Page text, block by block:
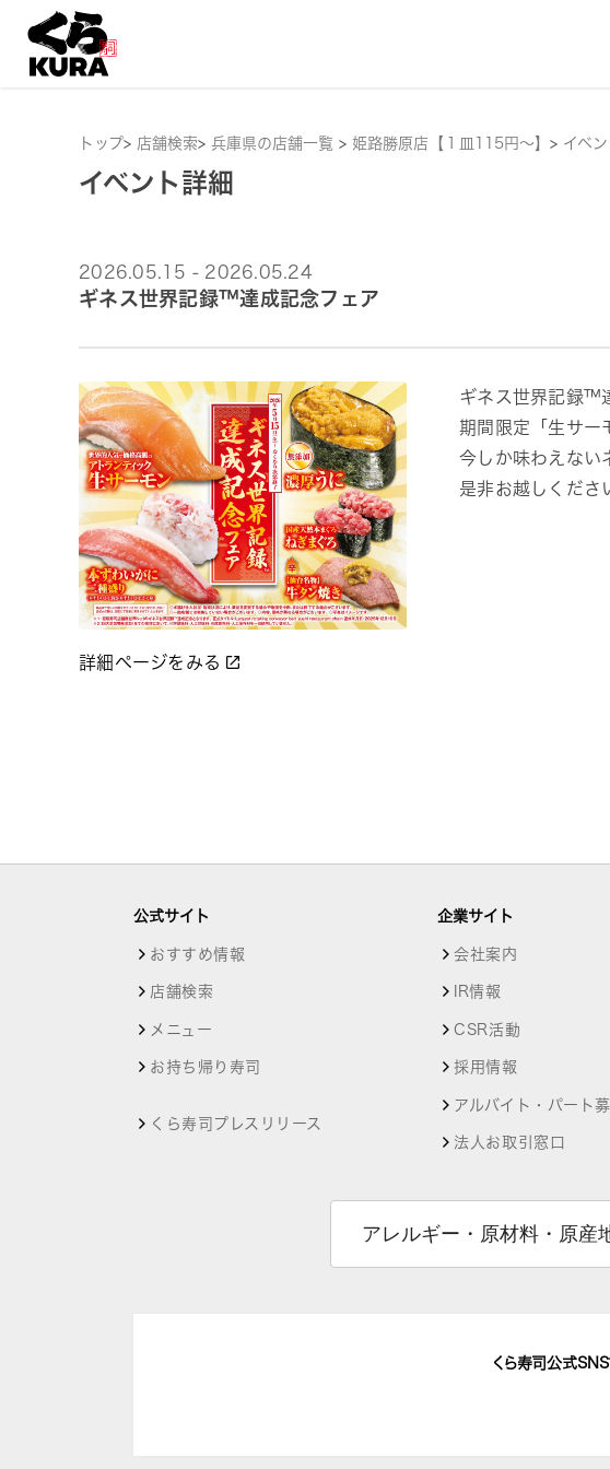
トップ> 店舗検索> 兵庫県の店舗一覧 > 姫路勝原店【１皿115円～】 > イベ
イベント詳細
2026.05.15 - 2026.05.24
ギネス世界記録™達成記念フェア
詳細ページをみる
ギネス世界記録™
期間限定「生サ
今しか味わえない
是非お越しくださ
公式サイト
おすすめ情報
店舗検索
メニュー
お持ち帰り寿司
くら寿司プレスリリース
企業サイト
会社案内
IR情報
CSR活動
採用情報
アルバイト・パート
法人お取引窓口
アレルギー・原材料・原産
くら寿司公式